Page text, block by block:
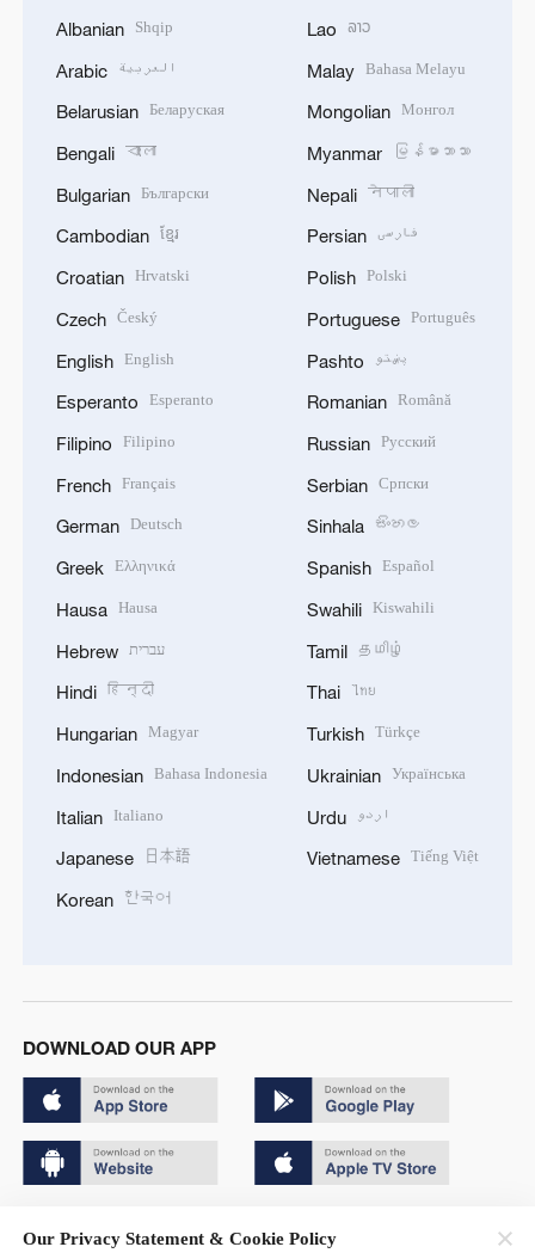
Albanian Shqip
Arabic العربية
Belarusian Беларуская
Bengali বাংলা
Bulgarian Български
Cambodian ខ្មែរ
Croatian Hrvatski
Czech Český
English English
Esperanto Esperanto
Filipino Filipino
French Français
German Deutsch
Greek Ελληνικά
Hausa Hausa
Hebrew עברית
Hindi हिन्दी
Hungarian Magyar
Indonesian Bahasa Indonesia
Italian Italiano
Japanese 日本語
Korean 한국어
Lao ລາວ
Malay Bahasa Melayu
Mongolian Монгол
Myanmar မြန်မာဘာသာ
Nepali नेपाली
Persian فارسی
Polish Polski
Portuguese Português
Pashto پښتو
Romanian Română
Russian Русский
Serbian Српски
Sinhala සිංහල
Spanish Español
Swahili Kiswahili
Tamil தமிழ்
Thai ไทย
Turkish Türkçe
Ukrainian Українська
Urdu اردو
Vietnamese Tiếng Việt
DOWNLOAD OUR APP
Our Privacy Statement & Cookie Policy